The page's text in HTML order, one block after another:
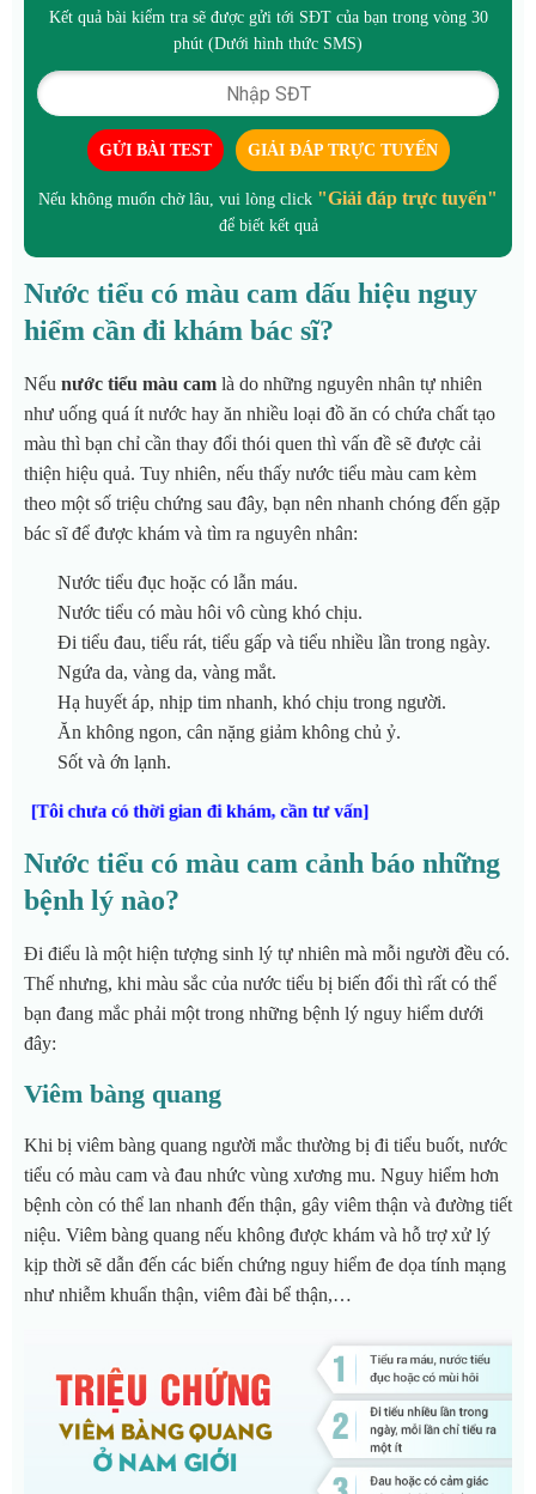
Kết quả bài kiểm tra sẽ được gửi tới SĐT của bạn trong vòng 30
phút (Dưới hình thức SMS)
GỬI BÀI TEST GIẢI ĐÁP TRỰC TUYẾN
Nếu không muốn chờ lâu, vui lòng click "Giải đáp trực tuyến"
để biết kết quả
Nước tiểu có màu cam dấu hiệu nguy
hiểm cần đi khám bác sĩ?
Nếu nước tiểu màu cam là do những nguyên nhân tự nhiên
như uống quá ít nước hay ăn nhiều loại đồ ăn có chứa chất tạo
màu thì bạn chỉ cần thay đổi thói quen thì vấn đề sẽ được cải
thiện hiệu quả. Tuy nhiên, nếu thấy nước tiểu màu cam kèm
theo một số triệu chứng sau đây, bạn nên nhanh chóng đến gặp
bác sĩ để được khám và tìm ra nguyên nhân:
Nước tiểu đục hoặc có lẫn máu.
Nước tiểu có màu hôi vô cùng khó chịu.
Đi tiểu đau, tiểu rát, tiểu gấp và tiểu nhiều lần trong ngày.
Ngứa da, vàng da, vàng mắt.
Hạ huyết áp, nhịp tim nhanh, khó chịu trong người.
Ăn không ngon, cân nặng giảm không chủ ỷ.
Sốt và ớn lạnh.
[Tôi chưa có thời gian đi khám, cần tư vấn]
Nước tiểu có màu cam cảnh báo những
bệnh lý nào?
Đi điểu là một hiện tượng sinh lý tự nhiên mà mỗi người đều có.
Thế nhưng, khi màu sắc của nước tiểu bị biến đổi thì rất có thể
bạn đang mắc phải một trong những bệnh lý nguy hiểm dưới
đây:
Viêm bàng quang
Khi bị viêm bàng quang người mắc thường bị đi tiểu buốt, nước
tiểu có màu cam và đau nhức vùng xương mu. Nguy hiểm hơn
bệnh còn có thể lan nhanh đến thận, gây viêm thận và đường tiết
niệu. Viêm bàng quang nếu không được khám và hỗ trợ xử lý
kịp thời sẽ dẫn đến các biến chứng nguy hiểm đe dọa tính mạng
như nhiễm khuẩn thận, viêm đài bể thận,…